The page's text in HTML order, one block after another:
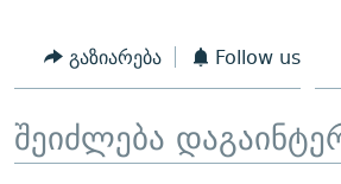
გაზიარება Follow us
შეიძლება